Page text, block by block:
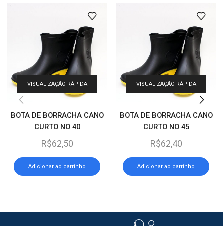
VISUALIZAÇÃO RÁPIDA
BOTA DE BORRACHA CANO
CURTO NO 40
R$62,50
Adicionar ao carrinho
VISUALIZAÇÃO RÁPIDA
BOTA DE BORRACHA CANO
CURTO NO 45
R$62,40
Adicionar ao carrinho